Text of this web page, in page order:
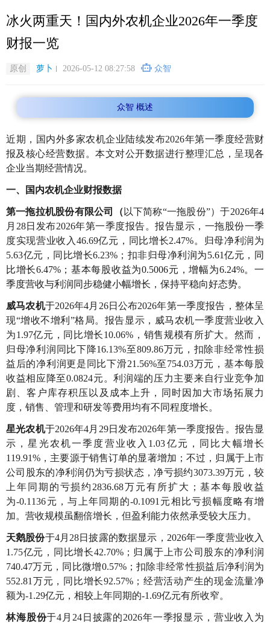
转
内
冰火两重天！国内外农机企业2026年一季度
财报一览
原创 萝卜 2026-05-12 08:27:58 众智
众智 概述
近期，国内外多家农机企业陆续发布2026年第一季度经营财
报及核心经营数据。本文对公开数据进行整理汇总，呈现各
企业当期经营情况。
一、国内农机企业财报数据
第一拖拉机股份有限公司（ 以下简称“一拖股份”）于2026年4
月28日发布2026年第一季度报告。报告显示，一拖股份一季
度实现营业收入46.69亿元，同比增长2.47%。归母净利润为
5.63亿元，同比增长6.23%；扣非归母净利 润为5.61亿元，同
比增长6.47%；基本每股收益为0.5006元，增幅为6.24%。一
季度营收与利润同步稳健小幅增长，保持平稳向好态势。
威马农机于2026年4月26日公布2026年第一季度报告，整体呈
现“增收不增利”格局。报告显示，威马农机一季度营业收入
为1.97亿元，同比增长10.06%，销售规模有所扩大。然而，
归母净利润同比下降16.13%至809.86万元，扣除非经常性损
益后的净利润更是同比下滑21.56%至754.03万元，基本每股
收益相应降至0.0824元。利润端的压力主要来自行业竞争加
剧、客户库存积压以及成本上升，同时因加大市场拓展力
度，销售、管理和研发等费用均有不同程度增长。
星光农机于2026年4月29日发布2026年第一季度报告。报告显
示，星光农机一季度营业收入1.03亿元，同比大幅增长
119.91%，主要源于销售订单的显著增加；不过，归属于上市
公司股东的净利润仍为亏损状态，净亏损约3073.39万元，较
上年同期的亏损约2836.68万元有所扩大；基本每股收益
为-0.1136元，与上年同期的-0.1091元相比亏损幅度略有增
加。营收规模虽翻倍增长，但盈利能力依然承受较大压力。
天鹅股份于4月28日披露的数据显示，2026年一季度营业收入
1.75亿元，同比增长42.70%；归属于上市公司股东的净利润
740.47万元，同比微增0.57%；扣除非经常性损益后净利润为
552.81万元，同比增长92.57%；经营活动产生的现金流量净
额为-1.29亿元，相较上年同期的-1.69亿元有所收窄。
林海股份于4月24日披露的2026年一季报显示，营业收入为